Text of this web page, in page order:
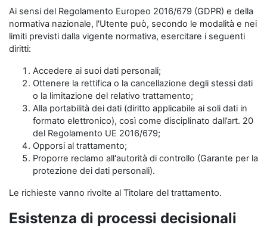
Ai sensi del Regolamento Europeo 2016/679 (GDPR) e della
normativa nazionale, l'Utente può, secondo le modalità e nei
limiti previsti dalla vigente normativa, esercitare i seguenti
diritti:
Accedere ai suoi dati personali;
Ottenere la rettifica o la cancellazione degli stessi dati
o la limitazione del relativo trattamento;
Alla portabilità dei dati (diritto applicabile ai soli dati in
formato elettronico), così come disciplinato dall’art. 20
del Regolamento UE 2016/679;
Opporsi al trattamento;
Proporre reclamo all'autorità di controllo (Garante per la
protezione dei dati personali).
Le richieste vanno rivolte al Titolare del trattamento.
Esistenza di processi decisionali